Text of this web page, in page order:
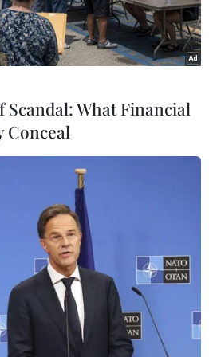
chơi hấp dẫn với giới trẻ, mang
nhân văn. (Ảnh: BTC)
hội âm nhạc Thu hẹp
ra tại Quảng trường Đông
Scandal: What Financial
Conceal